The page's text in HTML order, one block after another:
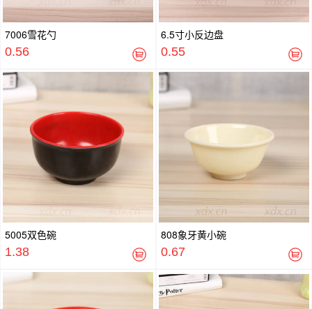
7006雪花勺
0.56
6.5寸小反边盘
0.55
5005双色碗
1.38
808象牙黄小碗
0.67